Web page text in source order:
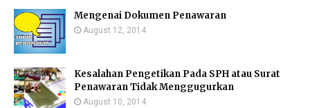
Mengenai Dokumen Penawaran
August 12, 2014
Kesalahan Pengetikan Pada SPH atau Surat
Penawaran Tidak Menggugurkan
August 10, 2014